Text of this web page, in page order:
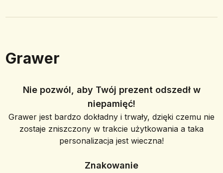
Grawer
Nie pozwól, aby Twój prezent odszedł w
niepamięć!
Grawer jest bardzo dokładny i trwały, dzięki czemu nie
zostaje zniszczony w trakcie użytkowania a taka
personalizacja jest wieczna!
Znakowanie